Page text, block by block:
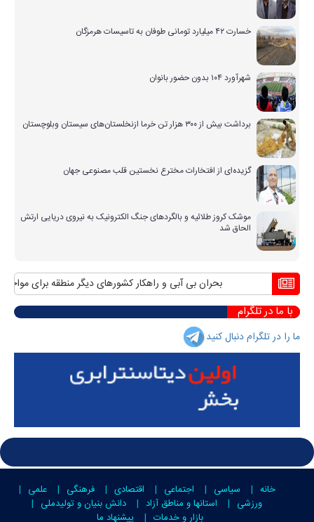
خسارت ۴۲ میلیارد تومانی طوفان به تاسیسات هرمزگان
شهرآورد ۱۰۴ بدون حضور بانوان
برداشت بیش از ۳۰۰ هزار تن خرما ازنخلستان‌های سیستان وبلوچستان
گزیده‌ای از افتخارات مخترع نخستین قلب مصنوعی جهان
موشک کروز طلائیه و بالگردهای جنگ الکترونیک به نیروی دریایی ارتش
الحاق شد
بحران بی آبی و راهکار کشورهای دیگر منطقه برای مواجهه با
با ما در تلگرام
ما را در تلگرام دنبال کنید
خانه سیاسی اجتماعی اقتصادی فرهنگی
علمی
ورزشی
استانها و مناطق آزاد
دانش بنیان و تولیدملی
بازار و خدمات
پیشنهاد ما